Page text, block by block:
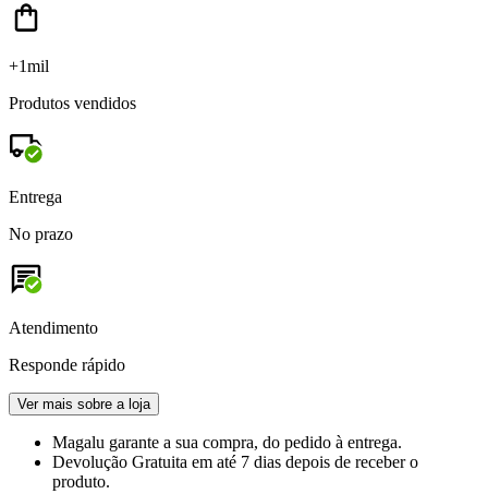
+1mil
Produtos vendidos
Entrega
No prazo
Atendimento
Responde rápido
Ver mais sobre a loja
Magalu garante a sua compra, do pedido à entrega.
Devolução Gratuita em até 7 dias depois de receber o
produto.